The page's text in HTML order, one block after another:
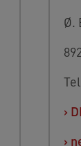
Ø.
›
›